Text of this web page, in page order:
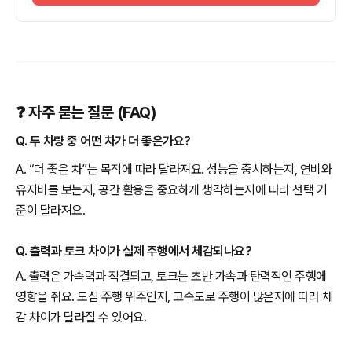
❓ 자주 묻는 질문 (FAQ)
Q. 두 차량 중 어떤 차가 더 좋은가요?
A. “더 좋은 차”는 목적에 따라 달라져요. 성능을 중시하는지, 연비와
유지비를 보는지, 공간 활용을 중요하게 생각하는지에 따라 선택 기
준이 달라져요.
Q. 출력과 토크 차이가 실제 주행에서 체감되나요?
A. 출력은 가속력과 직결되고, 토크는 초반 가속과 탄력적인 주행에
영향을 줘요. 도심 주행 위주인지, 고속도로 주행이 많은지에 따라 체
감 차이가 달라질 수 있어요.